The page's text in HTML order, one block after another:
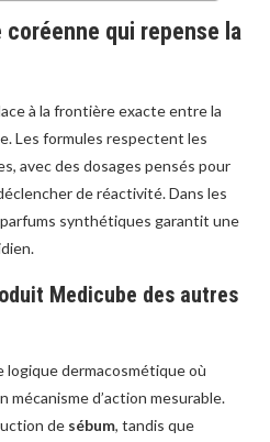
coréenne qui repense la
à la frontière exacte entre la
Les formules respectent les
avec des dosages pensés pour
de réactivité. Dans les
parfums synthétiques garantit une
Medicube des autres
logique dermacosmétique où
d’action mesurable.
de sébum, tandis que